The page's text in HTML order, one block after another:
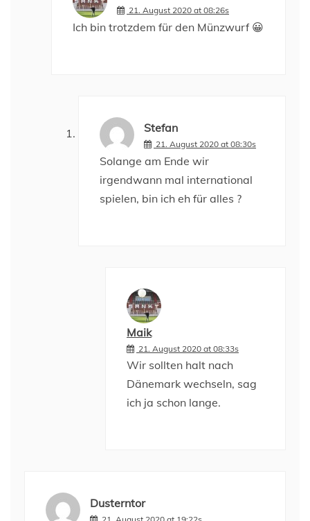
21. August 2020 at 08:26s
Ich bin trotzdem für den Münzwurf 😀
Stefan
21. August 2020 at 08:30s
Solange am Ende wir
irgendwann mal international
spielen, bin ich eh für alles ?
Maik
21. August 2020 at 08:33s
Wir sollten halt nach
Dänemark wechseln, sag
ich ja schon lange.
Dusterntor
21. August 2020 at 19:22s